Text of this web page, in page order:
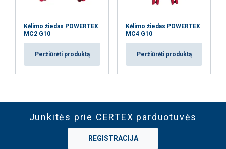
Kėlimo žiedas POWERTEX
MC2 G10
Peržiūrėti produktą
Kėlimo žiedas POWERTEX
MC4 G10
Peržiūrėti produktą
Junkitės prie CERTEX parduotuvės
REGISTRACIJA